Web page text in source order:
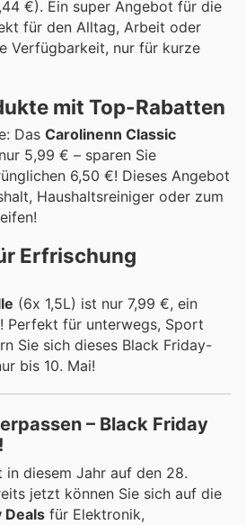
€). Ein super Angebot für die
für den Alltag, Arbeit oder
Verfügbarkeit, nur für kurze
mit Top-Rabatten
Das Carolinenn Classic
5,99 € – sparen Sie
6,50 €! Dieses Angebot
Haushaltsreiniger oder zum
Erfrischung
(6x 1,5L) ist nur 7,99 €, ein
Perfekt für unterwegs, Sport
Sie sich dieses Black Friday-
bis 10. Mai!
– Black Friday
in diesem Jahr auf den 28.
jetzt können Sie sich auf die
Deals für Elektronik,